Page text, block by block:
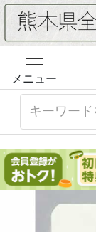
メニュー